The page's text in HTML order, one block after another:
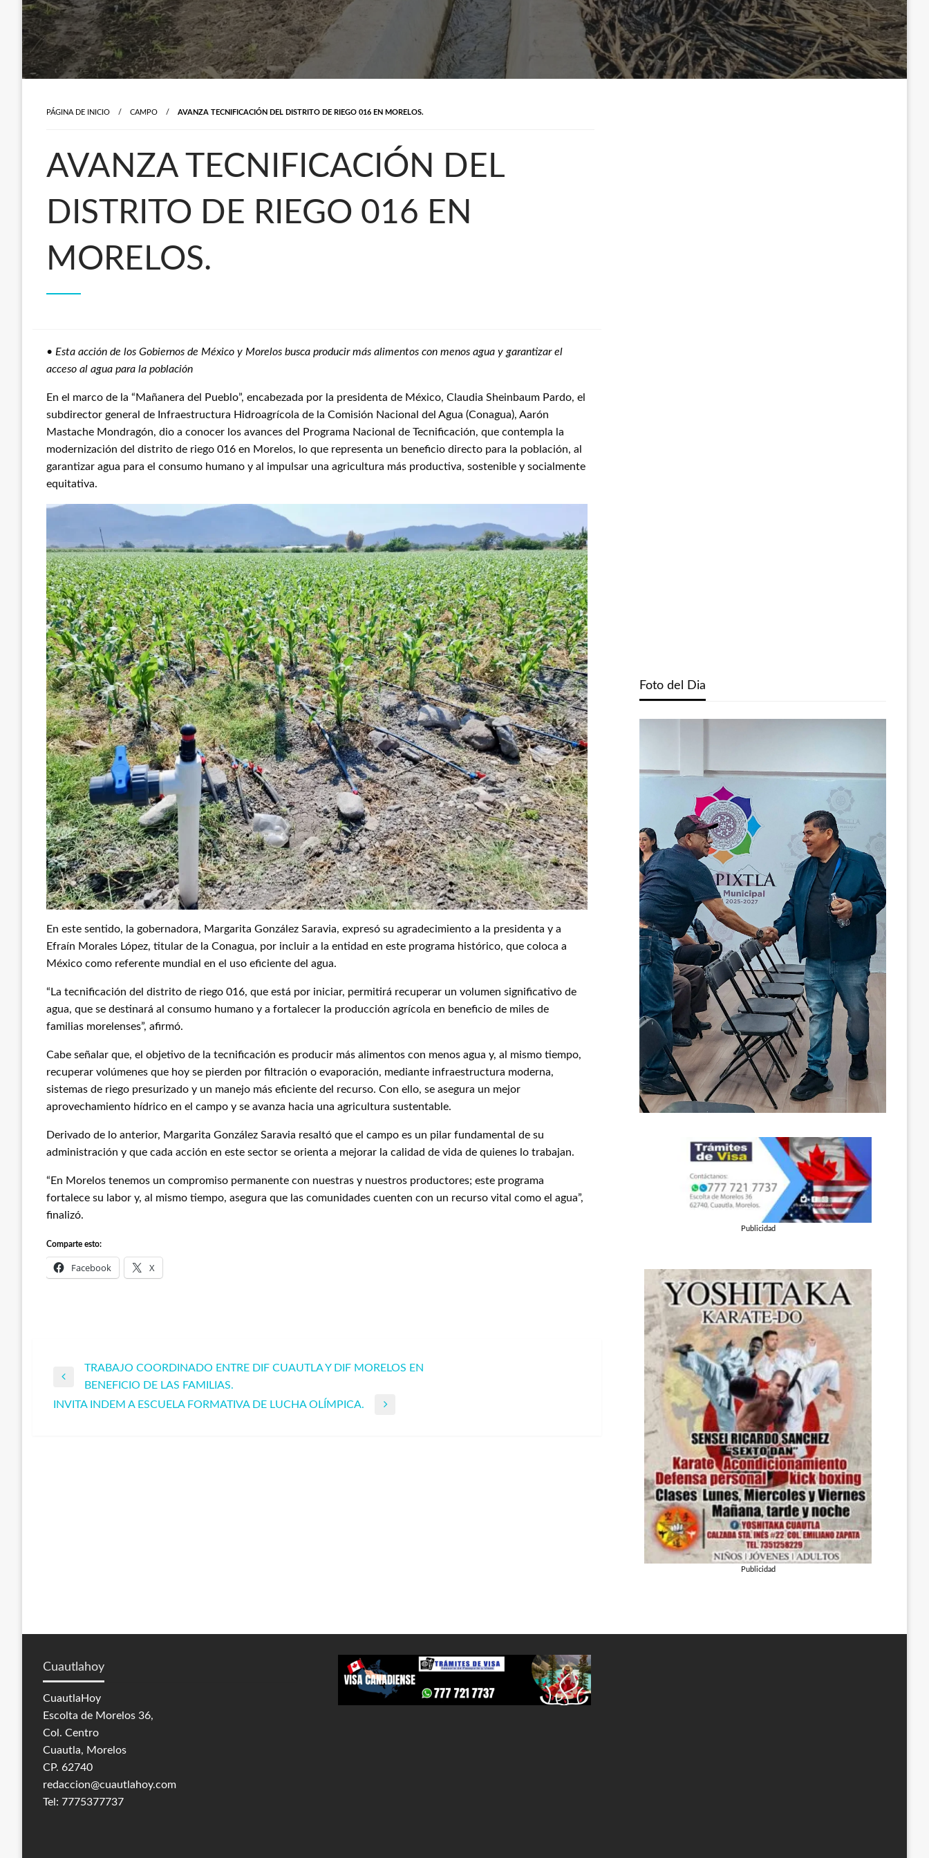
PÁGINA DE INICIO CAMPO AVANZA TECNIFICACIÓN DEL DISTRITO DE RIEGO 016 EN MORELOS.
AVANZA TECNIFICACIÓN DEL
DISTRITO DE RIEGO 016 EN
MORELOS.
• Esta acción de los Gobiernos de México y Morelos busca producir más alimentos con menos agua y garantizar el
acceso al agua para la población
En el marco de la “Mañanera del Pueblo”, encabezada por la presidenta de México, Claudia Sheinbaum Pardo, el
subdirector general de Infraestructura Hidroagrícola de la Comisión Nacional del Agua (Conagua), Aarón
Mastache Mondragón, dio a conocer los avances del Programa Nacional de Tecnificación, que contempla la
modernización del distrito de riego 016 en Morelos, lo que representa un beneficio directo para la población, al
garantizar agua para el consumo humano y al impulsar una agricultura más productiva, sostenible y socialmente
equitativa.
En este sentido, la gobernadora, Margarita González Saravia, expresó su agradecimiento a la presidenta y a
Efraín Morales López, titular de la Conagua, por incluir a la entidad en este programa histórico, que coloca a
México como referente mundial en el uso eficiente del agua.
“La tecnificación del distrito de riego 016, que está por iniciar, permitirá recuperar un volumen significativo de
agua, que se destinará al consumo humano y a fortalecer la producción agrícola en beneficio de miles de
familias morelenses”, afirmó.
Cabe señalar que, el objetivo de la tecnificación es producir más alimentos con menos agua y, al mismo tiempo,
recuperar volúmenes que hoy se pierden por filtración o evaporación, mediante infraestructura moderna,
sistemas de riego presurizado y un manejo más eficiente del recurso. Con ello, se asegura un mejor
aprovechamiento hídrico en el campo y se avanza hacia una agricultura sustentable.
Derivado de lo anterior, Margarita González Saravia resaltó que el campo es un pilar fundamental de su
administración y que cada acción en este sector se orienta a mejorar la calidad de vida de quienes lo trabajan.
“En Morelos tenemos un compromiso permanente con nuestras y nuestros productores; este programa
fortalece su labor y, al mismo tiempo, asegura que las comunidades cuenten con un recurso vital como el agua”,
finalizó.
Comparte esto:
Facebook X
Navegación
de
Entrada
anterior
TRABAJO COORDINADO ENTRE DIF CUAUTLA Y DIF MORELOS EN
BENEFICIO DE LAS FAMILIAS.
Entrada
INVITA INDEM A ESCUELA FORMATIVA DE LUCHA OLÍMPICA.
Foto del Dia
Publicidad
Publicidad
Cuautlahoy
CuautlaHoy
Escolta de Morelos 36,
Col. Centro
Cuautla, Morelos
CP. 62740
redaccion@cuautlahoy.com
Tel: 7775377737